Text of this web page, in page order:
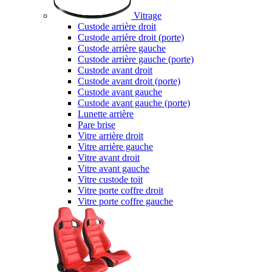
Vitrage
Custode arrière droit
Custode arrière droit (porte)
Custode arrière gauche
Custode arrière gauche (porte)
Custode avant droit
Custode avant droit (porte)
Custode avant gauche
Custode avant gauche (porte)
Lunette arrière
Pare brise
Vitre arrière droit
Vitre arrière gauche
Vitre avant droit
Vitre avant gauche
Vitre custode toit
Vitre porte coffre droit
Vitre porte coffre gauche